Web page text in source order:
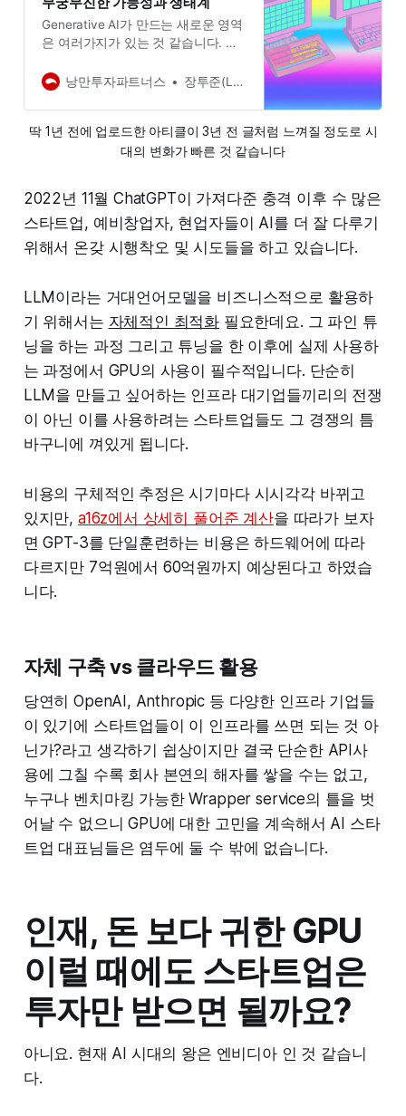
Generative AI가 만드는 새로운 영역
은 여러가지가 있는 것 같습니다. 그
운 지평을 열고있어, 현재 구축되고
니다.
낭만투자파트너스 장투준(Long-term Zoon)
딱 1년 전에 업로드한 아티클이 3년 전 글처럼 느껴질 정도로 시
대의 변화가 빠른 것 같습니다
2022년 11월 ChatGPT이 가져다준 충격 이후 수 많은
스타트업, 예비창업자, 현업자들이 AI를 더 잘 다루기
위해서 온갖 시행착오 및 시도들을 하고 있습니다.
LLM이라는 거대언어모델을 비즈니스적으로 활용하
기 위해서는 자체적인 최적화 필요한데요. 그 파인 튜
닝을 하는 과정 그리고 튜닝을 한 이후에 실제 사용하
는 과정에서 GPU의 사용이 필수적입니다. 단순히
LLM을 만들고 싶어하는 인프라 대기업들끼리의 전쟁
이 아닌 이를 사용하려는 스타트업들도 그 경쟁의 틈
바구니에 껴있게 됩니다.
비용의 구체적인 추정은 시기마다 시시각각 바뀌고
있지만, a16z에서 상세히 풀어준 계산을 따라가 보자
면 GPT-3를 단일훈련하는 비용은 하드웨어에 따라
다르지만 7억원에서 60억원까지 예상된다고 하였습
니다.
자체 구축 vs 클라우드 활용
당연히 OpenAI, Anthropic 등 다양한 인프라 기업들
이 있기에 스타트업들이 이 인프라를 쓰면 되는 것 아
닌가?라고 생각하기 쉽상이지만 결국 단순한 API사
용에 그칠 수록 회사 본연의 해자를 쌓을 수는 없고,
누구나 벤치마킹 가능한 Wrapper service의 틀을 벗
어날 수 없으니 GPU에 대한 고민을 계속해서 AI 스타
트업 대표님들은 염두에 둘 수 밖에 없습니다.
인재, 돈 보다 귀한 GPU
이럴 때에도 스타트업은
투자만 받으면 될까요?
아니요. 현재 AI 시대의 왕은 엔비디아 인 것 같습니
다.